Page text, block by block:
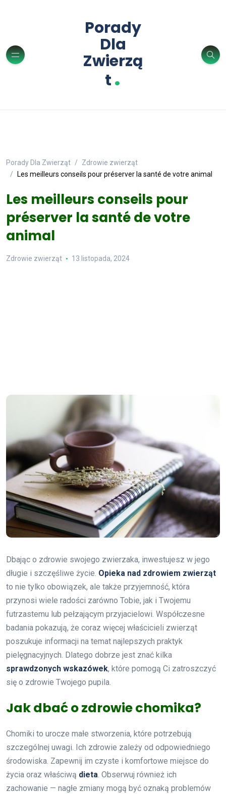
Porady
Dla
Zwierzą
t.
Porady Dla Zwierząt
Zdrowie zwierząt
Les meilleurs conseils pour préserver la santé de votre animal
Les meilleurs conseils pour
préserver la santé de votre
animal
Zdrowie zwierząt 13 listopada, 2024
Dbając o zdrowie swojego zwierzaka, inwestujesz w jego
długie i szczęśliwe życie. Opieka nad zdrowiem zwierząt
to nie tylko obowiązek, ale także przyjemność, która
przynosi wiele radości zarówno Tobie, jak i Twojemu
futrzastemu lub pełzającym przyjacielowi. Współczesne
badania pokazują, że coraz więcej właścicieli zwierząt
poszukuje informacji na temat najlepszych praktyk
pielęgnacyjnych. Dlatego dobrze jest znać kilka
sprawdzonych wskazówek, które pomogą Ci zatroszczyć
się o zdrowie Twojego pupila.
Jak dbać o zdrowie chomika?
Chomiki to urocze małe stworzenia, które potrzebują
szczególnej uwagi. Ich zdrowie zależy od odpowiedniego
środowiska. Zapewnij im czyste i komfortowe miejsce do
życia oraz właściwą dieta. Obserwuj również ich
zachowanie — nagłe zmiany mogą być oznaką problemów